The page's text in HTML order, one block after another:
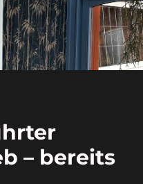
– bereits